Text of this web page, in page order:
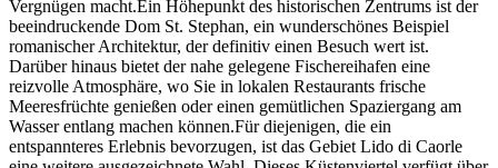
Vergnügen macht.Ein Höhepunkt des historischen Zentrums ist der
beeindruckende Dom St. Stephan, ein wunderschönes Beispiel
romanischer Architektur, der definitiv einen Besuch wert ist.
Darüber hinaus bietet der nahe gelegene Fischereihafen eine
reizvolle Atmosphäre, wo Sie in lokalen Restaurants frische
Meeresfrüchte genießen oder einen gemütlichen Spaziergang am
Wasser entlang machen können.Für diejenigen, die ein
entspannteres Erlebnis bevorzugen, ist das Gebiet Lido di Caorle